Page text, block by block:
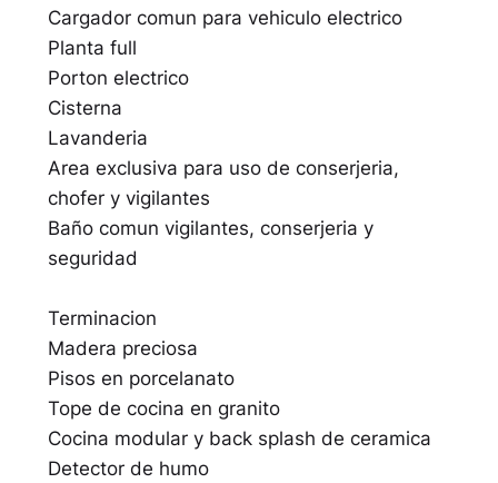
Cargador comun para vehiculo electrico
Planta full
Porton electrico
Cisterna
Lavanderia
Area exclusiva para uso de conserjeria,
chofer y vigilantes
Baño comun vigilantes, conserjeria y
seguridad
Terminacion
Madera preciosa
Pisos en porcelanato
Tope de cocina en granito
Cocina modular y back splash de ceramica
Detector de humo